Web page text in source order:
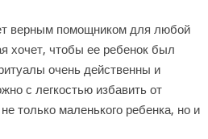
верным помощником для любой
хочет, чтобы ее ребенок был
очень действенны и
с легкостью избавить от
только маленького ребенка, но и